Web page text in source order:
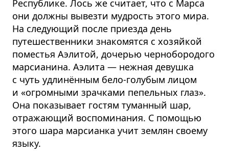
Республике. Лось же считает, что с Марса
они должны вывезти мудрость этого мира.
На следующий после приезда день
путешественники знакомятся с хозяйкой
поместья Аэлитой, дочерью чернобородого
марсианина. Аэлита — нежная девушка
с чуть удлинённым бело-голубым лицом
и «огромными зрачками пепельных глаз».
Она показывает гостям туманный шар,
отражающий воспоминания. С помощью
этого шара марсианка учит землян своему
языку.